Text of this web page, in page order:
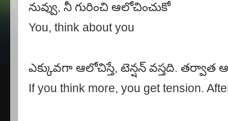
నువ్వు, నీ గురించి ఆలోచించుకో
You, think about you
ఎక్కువగా ఆలోచిస్తే, టెన్షన్ వస్తది. తర్వాత
If you think more, you get tension.